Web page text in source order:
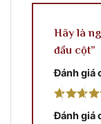
Hãy là
đầu cột”
Đánh giá
Đánh giá